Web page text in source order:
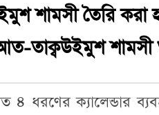
শামসী তৈরি করা
আত-তাক্বউইমুশ
৪ ধরণের ক্যালেন্ডার